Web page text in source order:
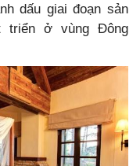
dấu giai đoạn sản
triển ở vùng Đông